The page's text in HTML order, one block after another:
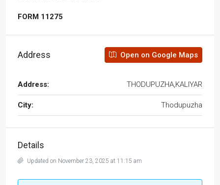
FORM 11275
Address Open on Google Maps
Address: THODUPUZHA,KALIYAR
City: Thodupuzha
Details
Updated on November 23, 2025 at 11:15 am